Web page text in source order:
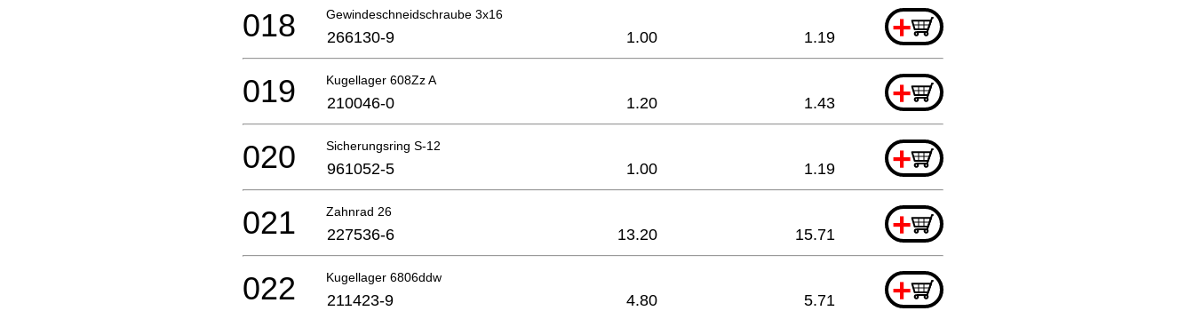
Gewindeschneidschraube 3x16 +
018 266130-9 1.00 1.19
Kugellager 608Zz A +
019 210046-0 1.20 1.43
Sicherungsring S-12 +
020 961052-5 1.00 1.19
Zahnrad 26 +
021 227536-6 13.20 15.71
Kugellager 6806ddw +
022 211423-9 4.80 5.71